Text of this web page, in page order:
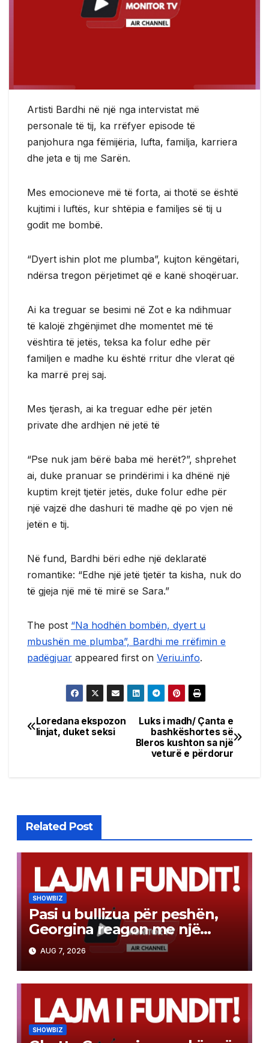
Artisti Bardhi në një nga intervistat më
personale të tij, ka rrëfyer episode të
panjohura nga fëmijëria, lufta, familja, karriera
dhe jeta e tij me Sarën.
Mes emocioneve më të forta, ai thotë se është
kujtimi i luftës, kur shtëpia e familjes së tij u
godit me bombë.
“Dyert ishin plot me plumba”, kujton këngëtari,
ndërsa tregon përjetimet që e kanë shoqëruar.
Ai ka treguar se besimi në Zot e ka ndihmuar
të kalojë zhgënjimet dhe momentet më të
vështira të jetës, teksa ka folur edhe për
familjen e madhe ku është rritur dhe vlerat që
ka marrë prej saj.
Mes tjerash, ai ka treguar edhe për jetën
private dhe ardhjen në jetë të
“Pse nuk jam bërë baba më herët?”, shprehet
ai, duke pranuar se prindërimi i ka dhënë një
kuptim krejt tjetër jetës, duke folur edhe për
një vajzë dhe dashuri të madhe që po vjen në
jetën e tij.
Në fund, Bardhi bëri edhe një deklaratë
romantike: “Edhe një jetë tjetër ta kisha, nuk do
të gjeja një më të mirë se Sara.”
The post “Na hodhën bombën, dyert u
mbushën me plumba”, Bardhi me rrëfimin e
padëgjuar appeared first on Veriu.info.
Post
Luks i madh/ Çanta e
bashkëshortes së
Bleros kushton sa një
veturë e përdorur
Loredana ekspozon
linjat, duket seksi
Related Post
SHOWBIZ
Pasi u bullizua për peshën,
Georgina reagon me një
mesazh të fuqishëm
AUG 7, 2026
SHOWBIZ